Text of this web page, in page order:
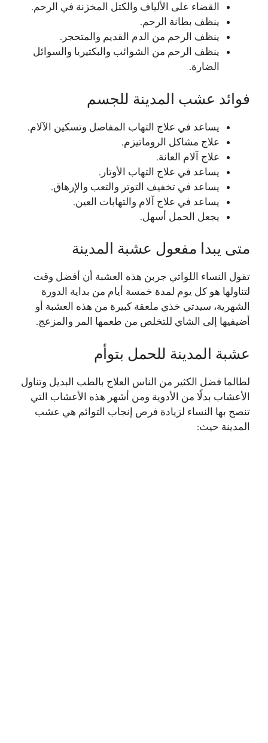
القضاء على الألياف والكتل المخزنة في الرحم.
ينظف بطانة الرحم.
ينظف الرحم من الدم القديم والمتحجر.
ينظف الرحم من الشوائب والبكتيريا والسوائل
الضارة.
فوائد عشب المدينة للجسم
يساعد في علاج التهاب المفاصل وتسكين الآلام.
علاج مشاكل الروماتيزم.
علاج آلام العانة.
يساعد في علاج التهاب الأوتار.
يساعد في تخفيف التوتر والتعب والإرهاق.
يساعد في علاج آلام والتهابات العين.
يجعل الحمل أسهل.
متى يبدا مفعول عشبة المدينة
تقول النساء اللواتي جربن هذه العشبة أن أفضل وقت
لتناولها هو كل يوم لمدة خمسة أيام من بداية الدورة
الشهرية، سيدتي خذي ملعقة كبيرة من هذه العشبة أو
أضيفيها إلى الشاي للتخلص من طعمها المر والمزعج.
عشبة المدينة للحمل بتوأم
لطالما فضل الكثير من الناس العلاج بالطب البديل وتناول
الأعشاب بدلًا من الأدوية ومن أشهر هذه الأعشاب التي
تنصح بها النساء لزيادة فرص إنجاب التوائم هي عشب
المدينة حيث: